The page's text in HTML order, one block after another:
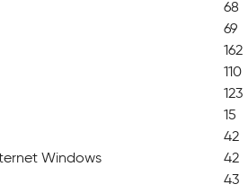
68
69
162
110
123
15
42
Windows
42
43